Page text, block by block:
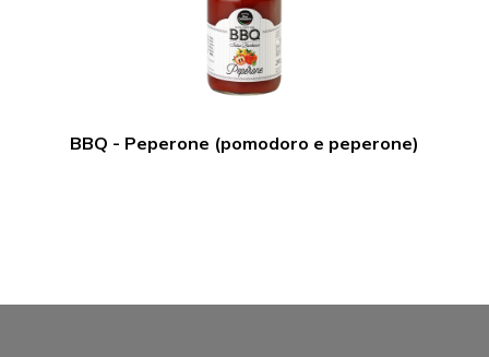
BBQ - Peperone (pomodoro e peperone)